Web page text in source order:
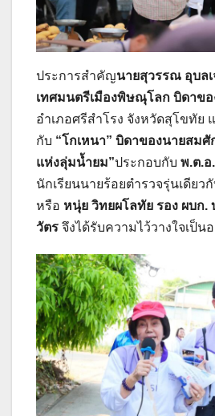
ประการสำคัญนายสุวรรณ อุบล
เทศมนตรีเมืองพิษณุโลก บิดาข
อำเภอศรีสำโรง จังหวัดสุโขทัย
กับ “โกเหนา” บิดาของนายสม
แห่งลุ่มน้ำยม”ประกอบกับ พ.ต.
นักเรียนนายร้อยตำรวจรุ่นเดียว
หรือ หนุ่ย วิทยผโลทัย รอง ผบก.
วัตร จึงได้รับความไว้วางใจเป็นอ